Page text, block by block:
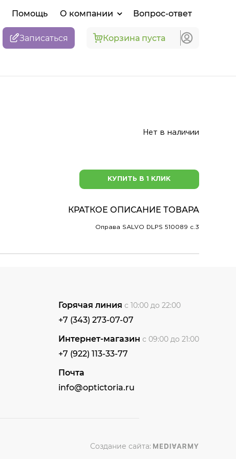
Помощь О компании Вопрос-ответ
Записаться Корзина пуста
Нет в наличии
КУПИТЬ В 1 КЛИК
КРАТКОЕ ОПИСАНИЕ ТОВАРА
Оправа SALVO DLPS 510089 c.3
Горячая линия с 10:00 до 22:00
+7 (343) 273-07-07
Интернет-магазин с 09:00 до 21:00
+7 (922) 113-33-77
Почта
info@optictoria.ru
Создание сайта: